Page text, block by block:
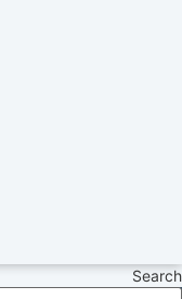
Search